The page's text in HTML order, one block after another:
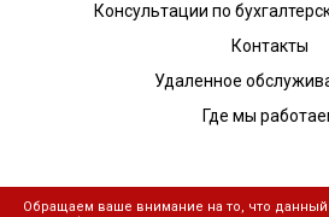
Консультации по
Контакты
Удаленное
Где мы
Обращаем ваше внимание на то, что